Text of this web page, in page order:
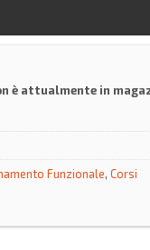
è attualmente in
Funzionale, Corsi